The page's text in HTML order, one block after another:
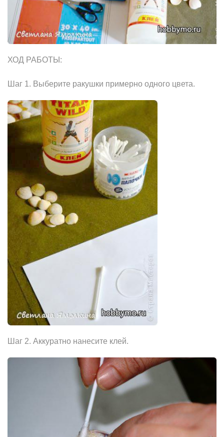
ХОД РАБОТЫ:
Шаг 1. Выберите ракушки примернo одного цвета.
Шаг 2. Аккуратно нанесите клей.